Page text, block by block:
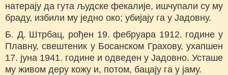
натерају да гута људске фекалије, ишчупали су му
браду, избили му једно око; убијају га у Јадовну.
Б. Д. Штрбац, рођен 19. фебруара 1912. године у
Плавну, свештеник у Босанском Грахову, ухапшен
17. јуна 1941. године и одведен у Јадовно. Усташе
му живом деру кожу и, потом, бацају га у јаму.